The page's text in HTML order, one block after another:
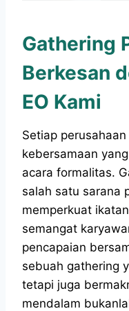
Gathering
Berkesan
EO Kami
Setiap
kebersamaan
acara formalitas.
salah satu sarana
memperkuat
semangat
pencapaian
sebuah gathering
tetapi juga
mendalam